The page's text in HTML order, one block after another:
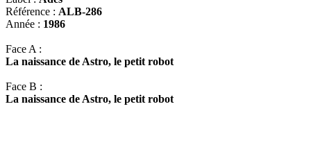
Référence : ALB-286
Année : 1986
Face A :
La naissance de Astro, le petit robot
Face B :
La naissance de Astro, le petit robot